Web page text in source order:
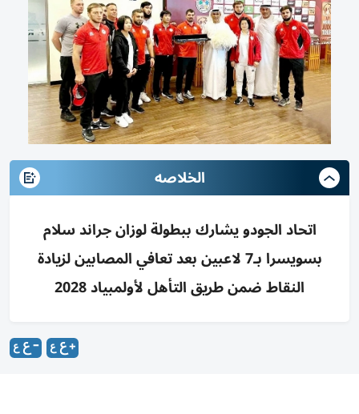
الخلاصه
اتحاد الجودو يشارك ببطولة لوزان جراند سلام
بسويسرا بـ7 لاعبين بعد تعافي المصابين لزيادة
النقاط ضمن طريق التأهل لأولمبياد 2028